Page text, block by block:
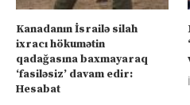
Kanadanın İsrailə silah
ixracı hökumətin
qadağasına baxmayaraq
‘fasiləsiz’ davam edir:
Hesabat